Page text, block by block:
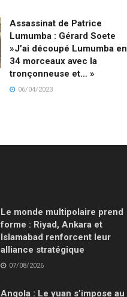
Assassinat de Patrice
Lumumba : Gérard Soete
»J’ai découpé Lumumba en
34 morceaux avec la
tronçonneuse et… »
06/04/2023
Le monde multipolaire prend
forme : Riyad, Ankara et
Islamabad renforcent leur
alliance stratégique
07/08/2026
Angola : Le yuan s’impose au